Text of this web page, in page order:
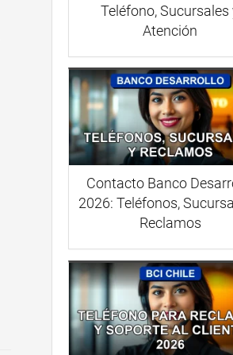
Teléfono, Sucursales
Atención
Contacto Banco
2026: Teléfonos,
Reclamos